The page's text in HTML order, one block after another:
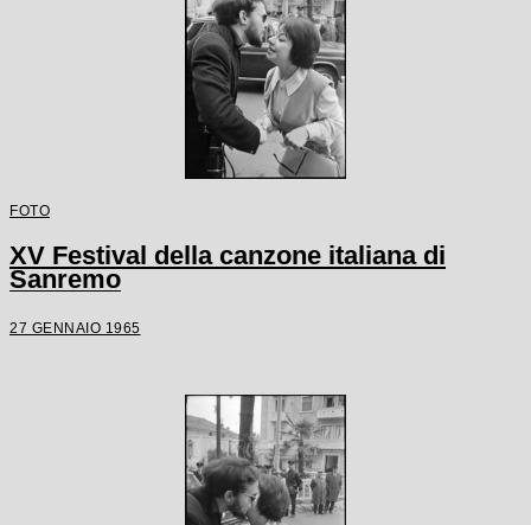
FOTO
XV Festival della canzone italiana di
Sanremo
27 GENNAIO 1965